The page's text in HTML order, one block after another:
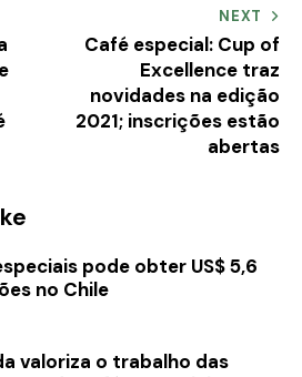
NEXT
Café especial: Cup of
Excellence traz
novidades na edição
2021; inscrições estão
abertas
pode obter US$ 5,6
no Chile
valoriza o trabalho das